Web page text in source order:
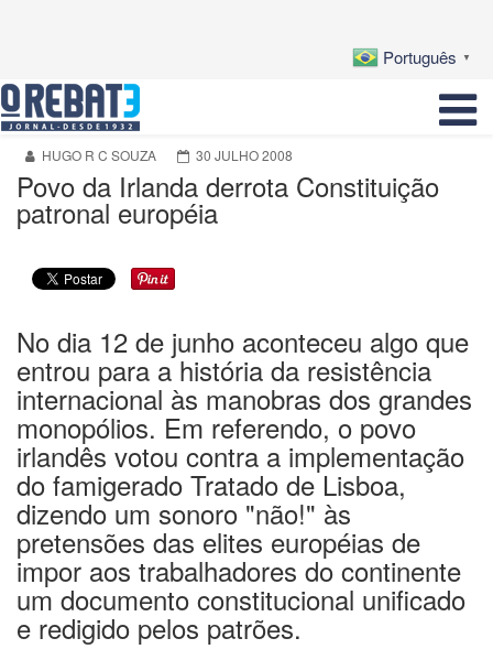
Português ▼
HUGO R C SOUZA 30 JULHO 2008
Povo da Irlanda derrota Constituição
patronal européia
No dia 12 de junho aconteceu algo que
entrou para a história da resistência
internacional às manobras dos grandes
monopólios. Em referendo, o povo
irlandês votou contra a implementação
do famigerado Tratado de Lisboa,
dizendo um sonoro "não!" às
pretensões das elites européias de
impor aos trabalhadores do continente
um documento constitucional unificado
e redigido pelos patrões.